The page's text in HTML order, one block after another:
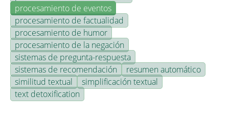
procesamiento de eventos
procesamiento de factualidad
procesamiento de humor
procesamiento de la negación
sistemas de pregunta-respuesta
sistemas de recomendación
resumen automático
similitud textual
simplificación textual
text detoxification